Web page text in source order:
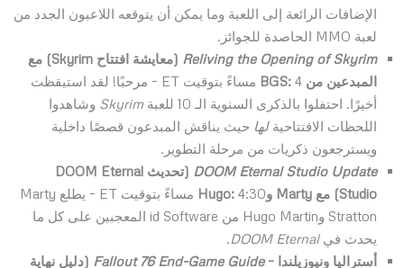
الإضافات الرائعة إلى اللعبة وما يمكن أن يتوقعه اللاعبون الجدد من
لعبة MMO الحاصدة للجوائز.
Reliving the Opening of Skyrim (معايشة افتتاح Skyrim) مع
المبدعين من
BGS:
4 مساءً بتوقيت ET – مرحبًا! لقد استيقظت
أخيرًا. احتفلوا بالذكرى السنوية الـ 10 للعبة
Skyrim وشاهدوا
اللحظات الافتتاحيةلها حيث يناقش المبدعون قصصًا داخلية
ويسترجعون ذكريات من مرحلة التطوير.
DOOM Eternal Studio Update (تحديث DOOM Eternal
Studio) مع Marty و Hugo:
4:30 مساءً بتوقيت ET – يطلع Marty
Stratton وHugo Martin من id Software المعجبين على كل ما
يحدث فيDOOM Eternal
أستراليا ونيوزيلندا –Fallout 76 End-Game Guide (دليل نهاية